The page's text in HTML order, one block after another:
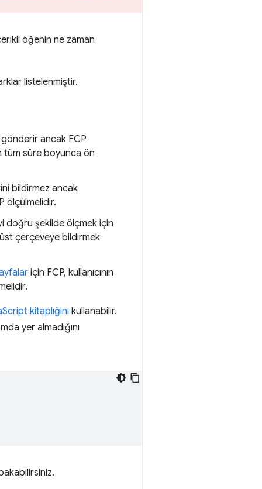
öğenin ne zaman
listelenmiştir.
ancak FCP
tüm süre boyunca ön
bildirmez ancak
ölçülmelidir.
doğru şekilde ölçmek için
çerçeveye bildirmek
için FCP, kullanıcının
kitaplığını kullanabilir.
yer almadığını